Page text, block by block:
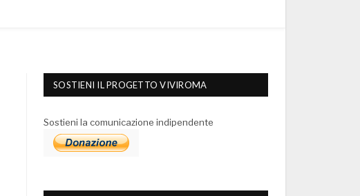
SOSTIENI IL PROGETTO VIVIROMA
Sostieni la comunicazione indipendente